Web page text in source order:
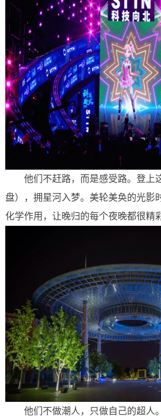
他们不赶路，而是感受路。登上
盘），拥星河入梦。美轮美奂的光影
化学作用，让晚归的每个夜晚都很精
他们不做潮人，只做自己的超人